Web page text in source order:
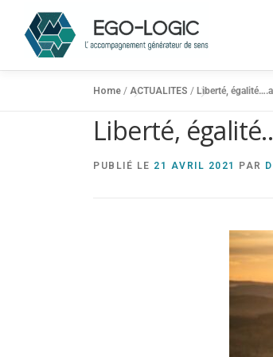
Home / ACTUALITES / Liberté,
Liberté,
PUBLIÉ LE 21 AVRIL 2021 PAR